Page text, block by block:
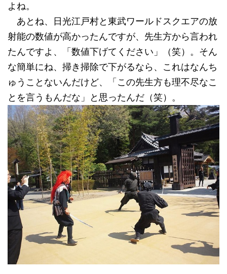
よね。
あとね、日光江戸村と東武ワールドスクエアの放
射能の数値が高かったんですが、先生方から言われ
たんですよ、「数値下げてください」（笑）。そん
な簡単にね、掃き掃除で下がるなら、これはなんち
ゅうことないんだけど、「この先生方も理不尽なこ
とを言うもんだな」と思ったんだ（笑）。